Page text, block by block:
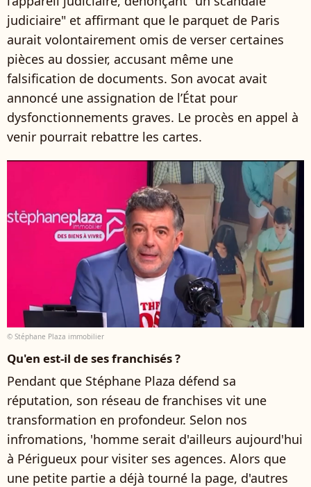
judiciaire" et affirmant que le parquet de Paris
aurait volontairement omis de verser certaines
pièces au dossier, accusant même une
falsification de documents. Son avocat avait
annoncé une assignation de l’État pour
dysfonctionnements graves. Le procès en appel à
venir pourrait rebattre les cartes.
© Stéphane Plaza immobilier
Qu'en est-il de ses franchisés ?
Pendant que Stéphane Plaza défend sa
réputation, son réseau de franchises vit une
transformation en profondeur. Selon nos
infromations, 'homme serait d'ailleurs aujourd'hui
à Périgueux pour visiter ses agences. Alors que
une petite partie a déjà tourné la page, d'autres